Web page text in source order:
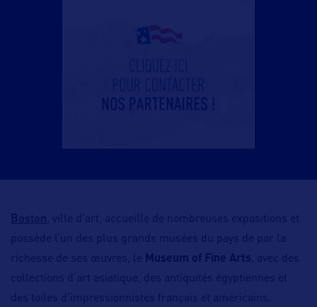
Boston
, ville d’art, accueille de nombreuses expositions et
possède l’un des plus grands musées du pays de par la
richesse de ses œuvres, le Museum of Fine Arts , avec des
collections d’art asiatique, des antiquités égyptiennes et
des toiles d’impressionnistes français et américains.